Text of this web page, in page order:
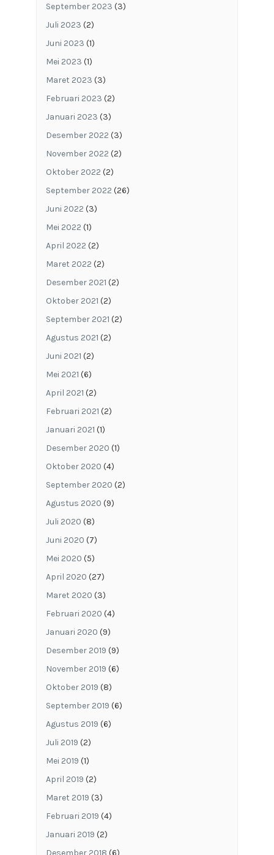
September 2023 (3)
Juli 2023 (2)
Juni 2023 (1)
Mei 2023 (1)
Maret 2023 (3)
Februari 2023 (2)
Januari 2023 (3)
Desember 2022 (3)
November 2022 (2)
Oktober 2022 (2)
September 2022 (26)
Juni 2022 (3)
Mei 2022 (1)
April 2022 (2)
Maret 2022 (2)
Desember 2021 (2)
Oktober 2021 (2)
September 2021 (2)
Agustus 2021 (2)
Juni 2021 (2)
Mei 2021 (6)
April 2021 (2)
Februari 2021 (2)
Januari 2021 (1)
Desember 2020 (1)
Oktober 2020 (4)
September 2020 (2)
Agustus 2020 (9)
Juli 2020 (8)
Juni 2020 (7)
Mei 2020 (5)
April 2020 (27)
Maret 2020 (3)
Februari 2020 (4)
Januari 2020 (9)
Desember 2019 (9)
November 2019 (6)
Oktober 2019 (8)
September 2019 (6)
Agustus 2019 (6)
Juli 2019 (2)
Mei 2019 (1)
April 2019 (2)
Maret 2019 (3)
Februari 2019 (4)
Januari 2019 (2)
Desember 2018 (6)